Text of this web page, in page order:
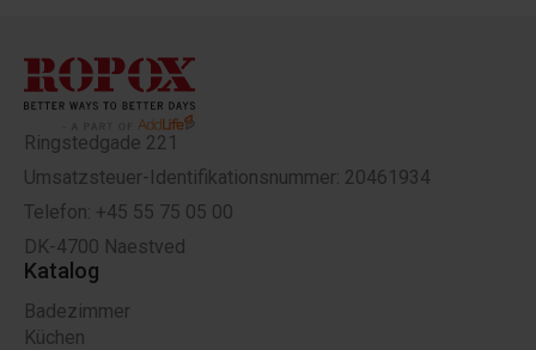
Ringstedgade 221
Umsatzsteuer-Identifikationsnummer: 20461934
Telefon: +45 55 75 05 00
DK-4700 Naestved
Katalog
Badezimmer
Küchen